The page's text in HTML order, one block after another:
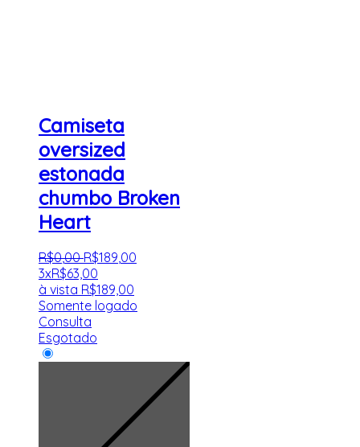
Camiseta
oversized
estonada
chumbo Broken
Heart
R$0,00 R$189,00
3xR$63,00
à vista R$189,00
Somente logado
Consulta
Esgotado